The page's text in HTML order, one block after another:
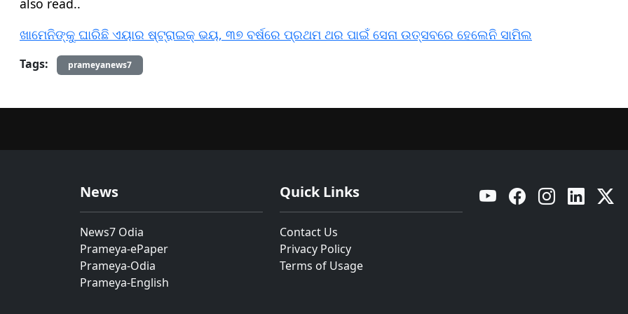
ଖାମେନିଙ୍କୁ ଘାରିଛି ଏୟାର ଷ୍ଟ୍ରାଇକ୍ ଭୟ, ୩୭ ବର୍ଷରେ ପ୍ରଥମ ଥର ପାଇଁ ସେନା ଉତ୍ସବରେ ହେଲେନି ସାମିଲ
Tags: prameyanews7
News
News7 Odia
Prameya-ePaper
Prameya-Odia
Prameya-English
Quick Links
Contact Us
Privacy Policy
Terms of Usage
YouTube Facebook Instagram